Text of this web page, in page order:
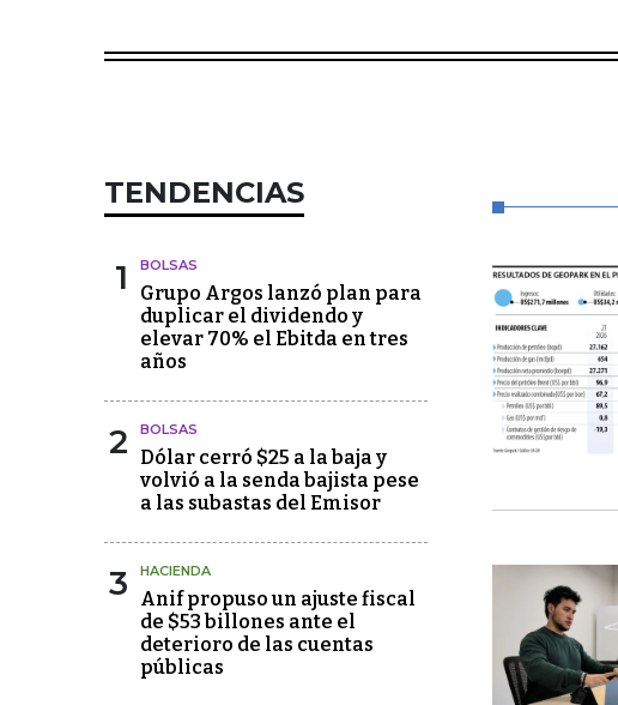
TENDENCIAS
1 BOLSAS
Grupo Argos lanzó plan para
duplicar el dividendo y
elevar 70% el Ebitda en tres
años
2 BOLSAS
Dólar cerró $25 a la baja y
volvió a la senda bajista pese
a las subastas del Emisor
3 HACIENDA
Anif propuso un ajuste fiscal
de $53 billones ante el
deterioro de las cuentas
públicas